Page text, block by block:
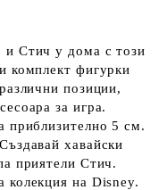
и Стич у дома с този
комплект фигурки
позиции,
за игра.
приблизително 5 см.
хавайски
приятели Стич.
колекция на Disney.